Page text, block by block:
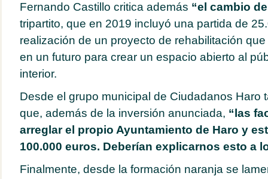
Fernando Castillo critica además “el cambio
tripartito, que en 2019 incluyó una partida de
realización de un proyecto de rehabilitación
en un futuro para crear un espacio abierto al
interior.
Desde el grupo municipal de Ciudadanos Haro
que, además de la inversión anunciada, “las
arreglar el propio Ayuntamiento de Haro y
100.000 euros. Deberían explicarnos esto a
Finalmente, desde la formación naranja se